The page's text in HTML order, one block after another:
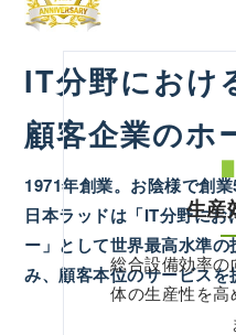
IT分野におけ
顧客企業のホ
1971年創業。お陰様で創業
日本ラッドは「IT分野に
ー」として世界最高水準
み、顧客本位のサービス
生産
総合設備効率の
体の生産性を高